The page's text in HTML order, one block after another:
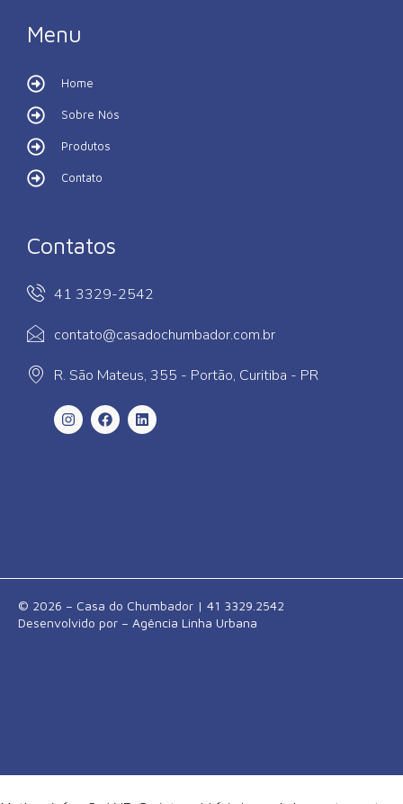
Menu
Home
Sobre Nós
Produtos
Contato
Contatos
41 3329-2542
contato@casadochumbador.com.br
R. São Mateus, 355 - Portão, Curitiba - PR
© 2026 – Casa do Chumbador | 41 3329.2542
Desenvolvido por – Agência Linha Urbana